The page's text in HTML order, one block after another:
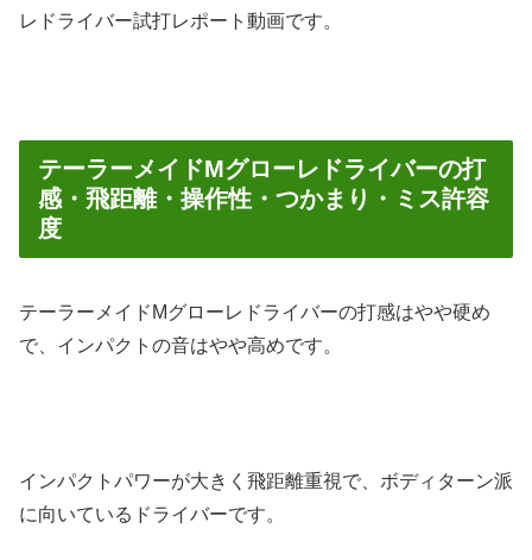
レドライバー試打レポート動画です。
テーラーメイドMグローレドライバーの打
感・飛距離・操作性・つかまり・ミス許容
度
テーラーメイドMグローレドライバーの打感はやや硬め
で、 インパクトの音はやや高めです。
インパクトパワーが大きく 飛距離重視で、 ボディターン派
に向いている ドライバーです。